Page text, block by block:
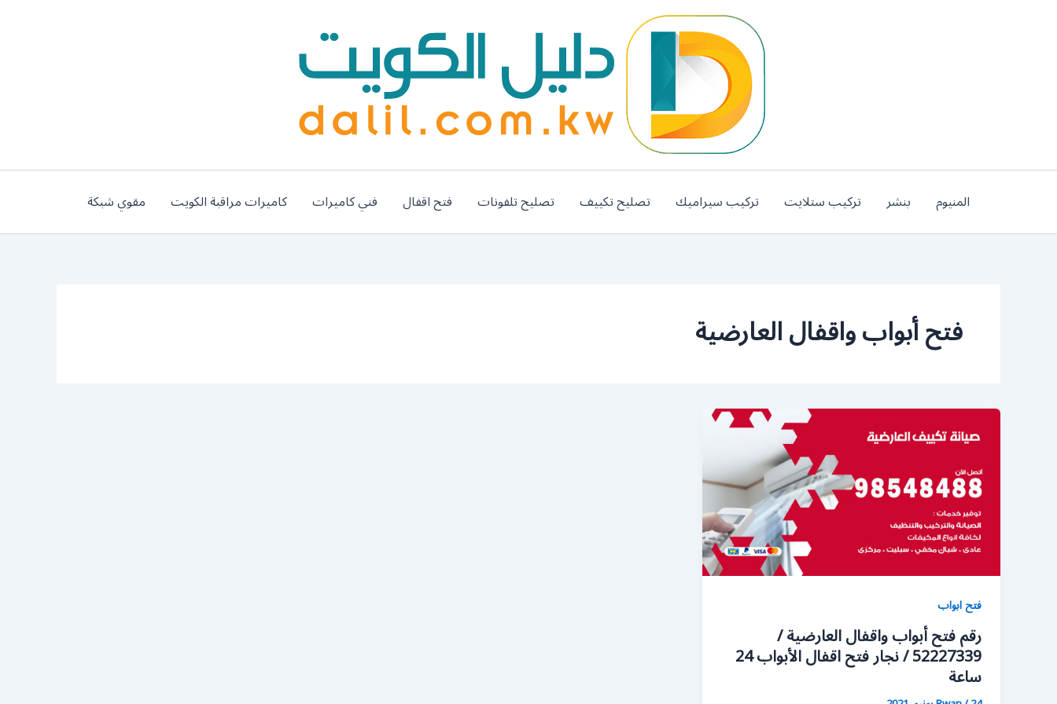
المنيوم بنشر تركيب ستلايت تركيب سيراميك تصليح تكييف تصليح تلفونات فتح اقفال فني كاميرات كاميرات مراقبة الكويت مقوي شبكة
فتح أبواب واقفال العارضية
فتح ابواب
رقم فتح أبواب واقفال العارضية /
52227339 / نجار فتح اقفال الأبواب 24
ساعة